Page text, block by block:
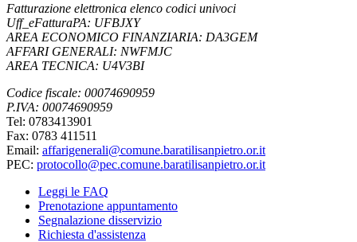
Fatturazione elettronica elenco codici univoci
Uff_eFatturaPA: UFBJXY
AREA ECONOMICO FINANZIARIA: DA3GEM
AFFARI GENERALI: NWFMJC
AREA TECNICA: U4V3BI
Codice fiscale: 00074690959
P.IVA: 00074690959
Tel: 0783413901
Fax: 0783 411511
Email: affarigenerali@comune.baratilisanpietro.or.it
PEC: protocollo@pec.comune.baratilisanpietro.or.it
Leggi le FAQ
Prenotazione appuntamento
Segnalazione disservizio
Richiesta d'assistenza